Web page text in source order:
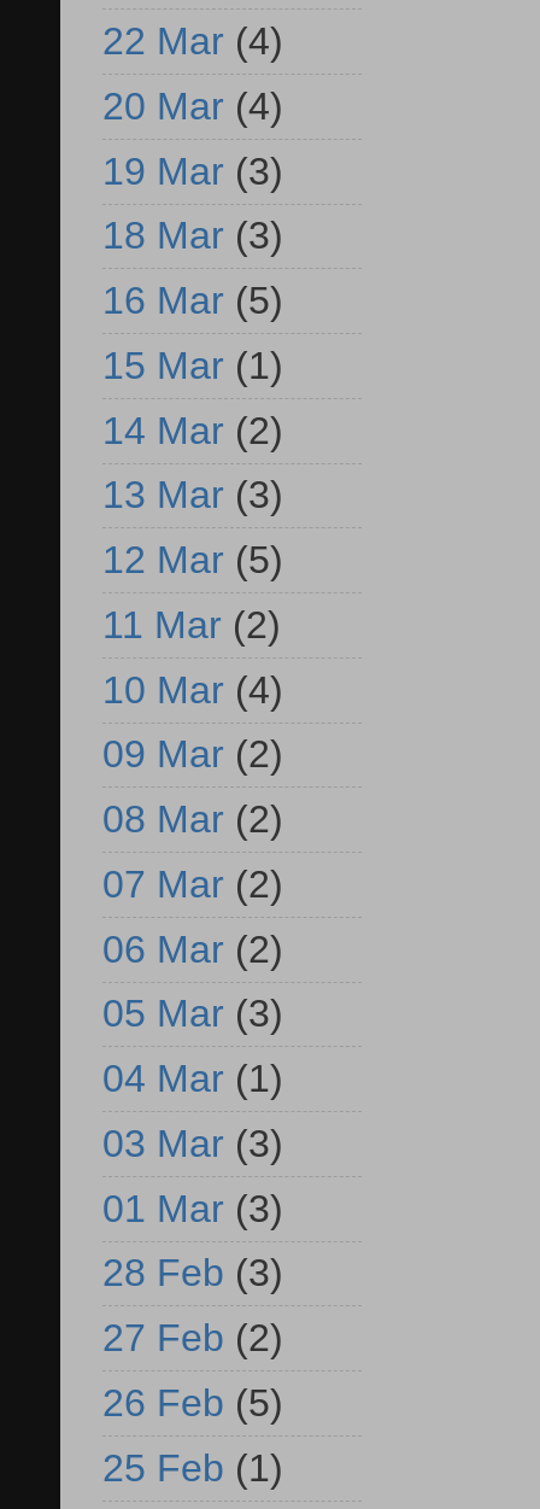
22 Mar (4)
20 Mar (4)
19 Mar (3)
18 Mar (3)
16 Mar (5)
15 Mar (1)
14 Mar (2)
13 Mar (3)
12 Mar (5)
11 Mar (2)
10 Mar (4)
09 Mar (2)
08 Mar (2)
07 Mar (2)
06 Mar (2)
05 Mar (3)
04 Mar (1)
03 Mar (3)
01 Mar (3)
28 Feb (3)
27 Feb (2)
26 Feb (5)
25 Feb (1)